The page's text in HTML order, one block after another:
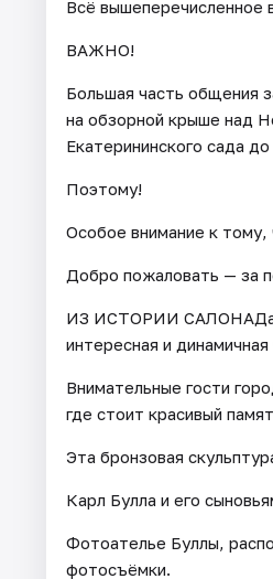
Всё вышеперечисленное
ВАЖНО!
Большая часть общения
на обзорной крыше над
Екатерининского сада
Поэтому!
Особое внимание к тому,
Добро пожаловать — за
ИЗ ИСТОРИИ
интересная и
Внимательные гости
где стоит красивый
Эта бронзовая
Карл Булла и его
Фотоателье Буллы,
фотосъёмки.